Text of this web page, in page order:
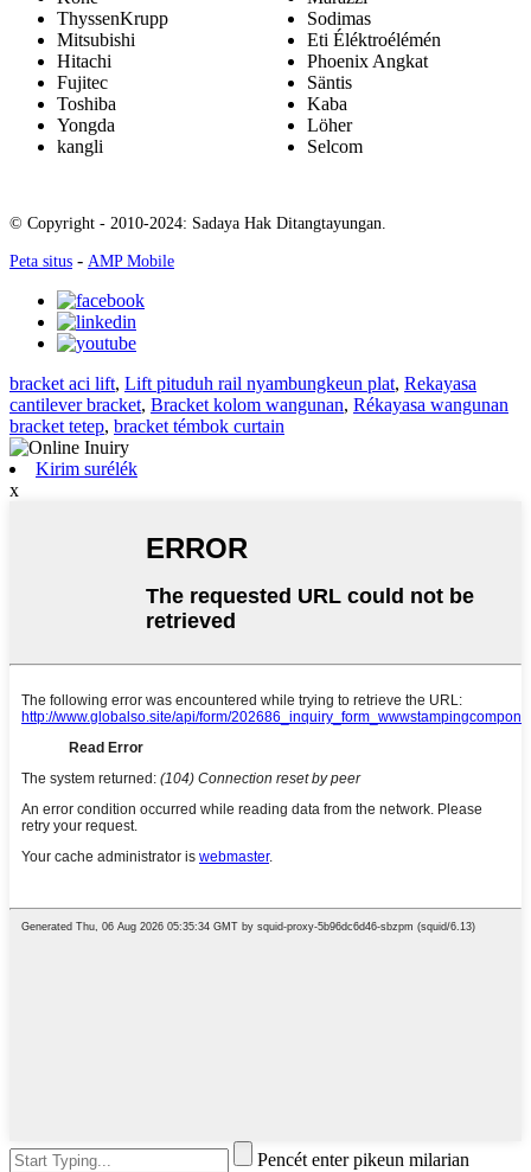
ThyssenKrupp
Mitsubishi
Hitachi
Fujitec
Toshiba
Yongda
kangli
Sodimas
Eti Éléktroélémén
Phoenix Angkat
Säntis
Kaba
Löher
Selcom
© Copyright - 2010-2024: Sadaya Hak Ditangtayungan.
Peta situs - AMP Mobile
bracket aci lift, Lift pituduh rail nyambungkeun plat, Rekayasa
cantilever bracket, Bracket kolom wangunan, Rékayasa wangunan
bracket tetep, bracket témbok curtain
Kirim surélék
x
Pencét enter pikeun milarian